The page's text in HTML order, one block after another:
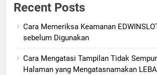
Recent Posts
Cara Memeriksa Keamanan
sebelum Digunakan
Cara Mengatasi Tampilan Tidak
Halaman yang Mengatasnamakan